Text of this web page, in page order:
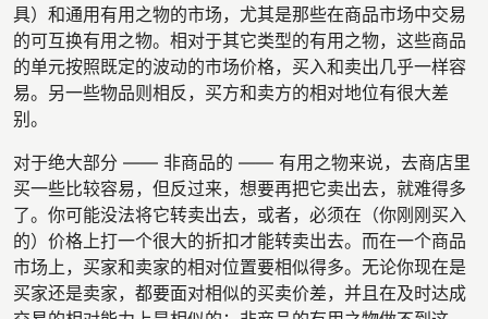
具）和通用有用之物的市场，尤其是那些在商品市场中交易
的可互换有用之物。相对于其它类型的有用之物，这些商品
的单元按照既定的波动的市场价格，买入和卖出几乎一样容
易。另一些物品则相反，买方和卖方的相对地位有很大差
别。
对于绝大部分 —— 非商品的 —— 有用之物来说，去商店里
买一些比较容易，但反过来，想要再把它卖出去，就难得多
了。你可能没法将它转卖出去，或者，必须在（你刚刚买入
的）价格上打一个很大的折扣才能转卖出去。而在一个商品
市场上，买家和卖家的相对位置要相似得多。无论你现在是
买家还是卖家，都要面对相似的买卖价差，并且在及时达成